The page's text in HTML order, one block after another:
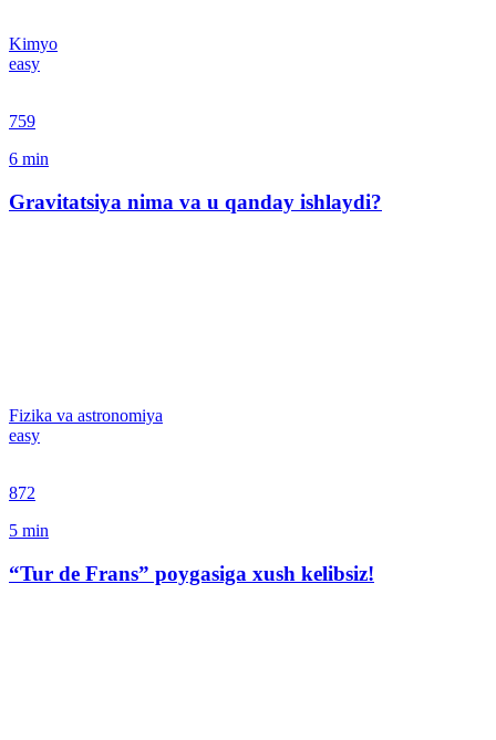
Kimyo
easy
759
6 min
Gravitatsiya nima va u qanday ishlaydi?
Fizika va astronomiya
easy
872
5 min
“Tur de Frans” poygasiga xush kelibsiz!